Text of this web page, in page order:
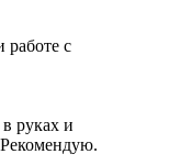
с
руках и
Рекомендую.